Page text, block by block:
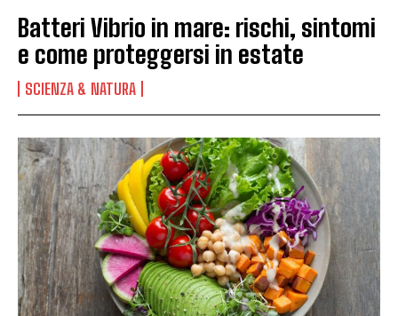
Batteri Vibrio in mare: rischi, sintomi
e come proteggersi in estate
SCIENZA & NATURA